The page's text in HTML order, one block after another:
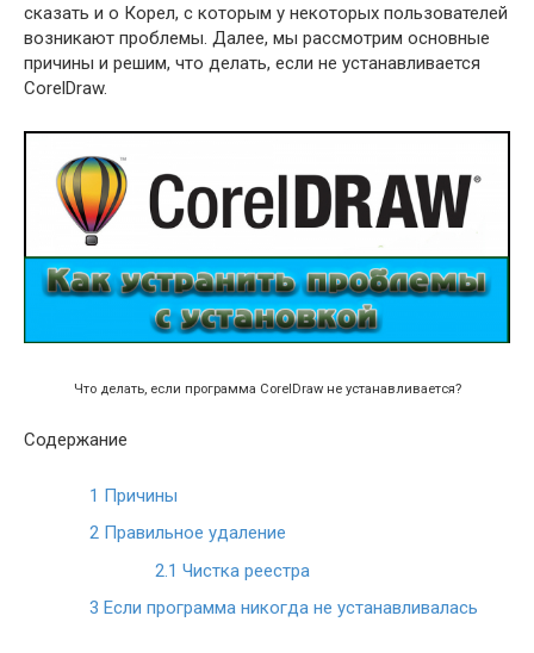
сказать и о Корел, с которым у некоторых пользователей
возникают проблемы. Далее, мы рассмотрим основные
причины и решим, что делать, если не устанавливается
CorelDraw.
Что делать, если программа CorelDraw не устанавливается?
Содержание
1 Причины
2 Правильное удаление
2.1 Чистка реестра
3 Если программа никогда не устанавливалась